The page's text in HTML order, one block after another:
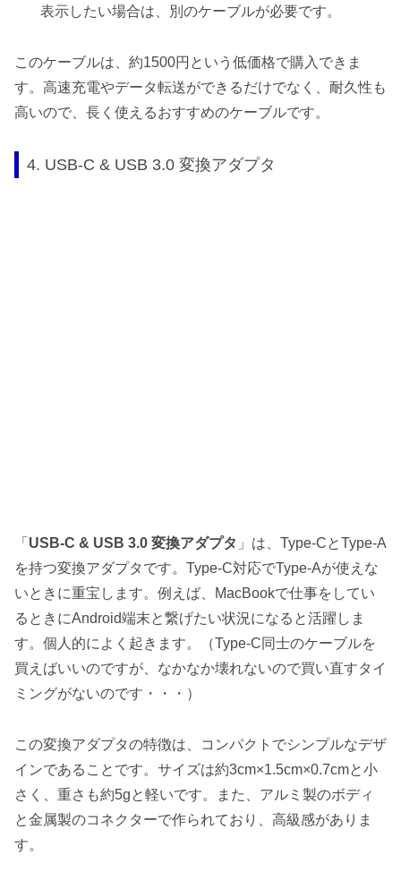
表示したい場合は、別のケーブルが必要です。
このケーブルは、約1500円という低価格で購入できま
す。高速充電やデータ転送ができるだけでなく、耐久性も
高いので、長く使えるおすすめのケーブルです。
4. USB-C & USB 3.0 変換アダプタ
「 USB-C & USB 3.0 変換アダプタ 」は、Type-CとType-A
を持つ変換アダプタです。Type-C対応でType-Aが使えな
いときに重宝します。例えば、MacBookで仕事をしてい
るときにAndroid端末と繋げたい状況になると活躍しま
す。個人的によく起きます。（Type-C同士のケーブルを
買えばいいのですが、なかなか壊れないので買い直すタイ
ミングがないのです・・・）
この変換アダプタの特徴は、コンパクトでシンプルなデザ
インであることです。サイズは約3cm×1.5cm×0.7cmと小
さく、重さも約5gと軽いです。また、アルミ製のボディ
と金属製のコネクターで作られており、高級感がありま
す。